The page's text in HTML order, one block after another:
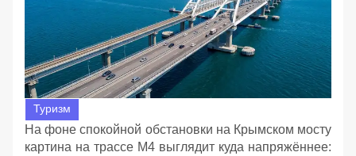
Туризм
На фоне спокойной обстановки на Крымском мосту
картина на трассе М4 выглядит куда напряжённее: